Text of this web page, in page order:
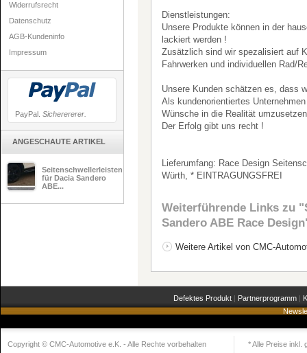
Widerrufsrecht
Datenschutz
AGB-Kundeninfo
Impressum
PayPal. Sicherererer.
ANGESCHAUTE ARTIKEL
Seitenschwellerleisten
für Dacia Sandero
ABE...
Dienstleistungen:
Unsere Produkte können in der
lackiert werden !
Zusätzlich sind wir spezalisiert auf
Fahrwerken und individuellen Rad/
Unsere Kunden schätzen es, dass
Als kundenorientiertes
Wünsche in die Realität
Der Erfolg gibt uns recht !
Lieferumfang: Race Design
Würth, * EINTRAGUNGSFREI
Weiterführende Links zu
Sandero ABE Race
Weitere Artikel von CMC-
Defektes Produkt | Partnerprogramm |
Copyright © CMC-Automotive e.K. - Alle Rechte vorbehalten * Alle Preise